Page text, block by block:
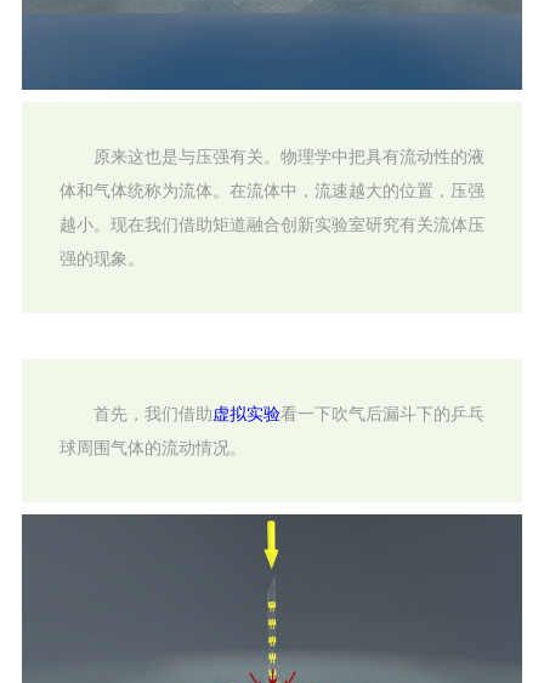
原来这也是与压强有关。物理学中把具有流动性的液
体和气体统称为流体。在流体中，流速越大的位置，压强
越小。现在我们借助矩道融合创新实验室研究有关流体压
强的现象。
首先，我们借助虚拟实验看一下吹气后漏斗下的乒乓
球周围气体的流动情况。